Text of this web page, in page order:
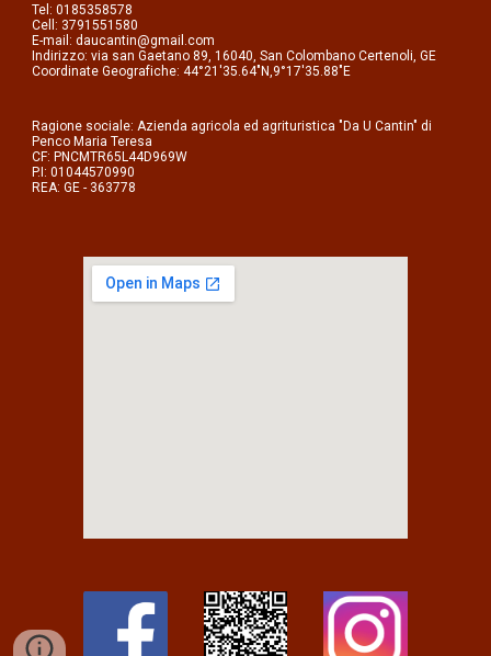
Tel: 0185358578
Cell: 3791551580
E-mail: daucantin@gmail.com
Indirizzo: via san Gaetano 89, 16040, San Colombano Certenoli, GE
Coordinate Geografiche: 44°21′35.64″N,9°17′35.88″E
Ragione sociale: Azienda agricola ed agrituristica "Da U Cantin" di
Penco Maria Teresa
CF: PNCMTR65L44D969W
P.I: 01044570990
REA: GE - 363778